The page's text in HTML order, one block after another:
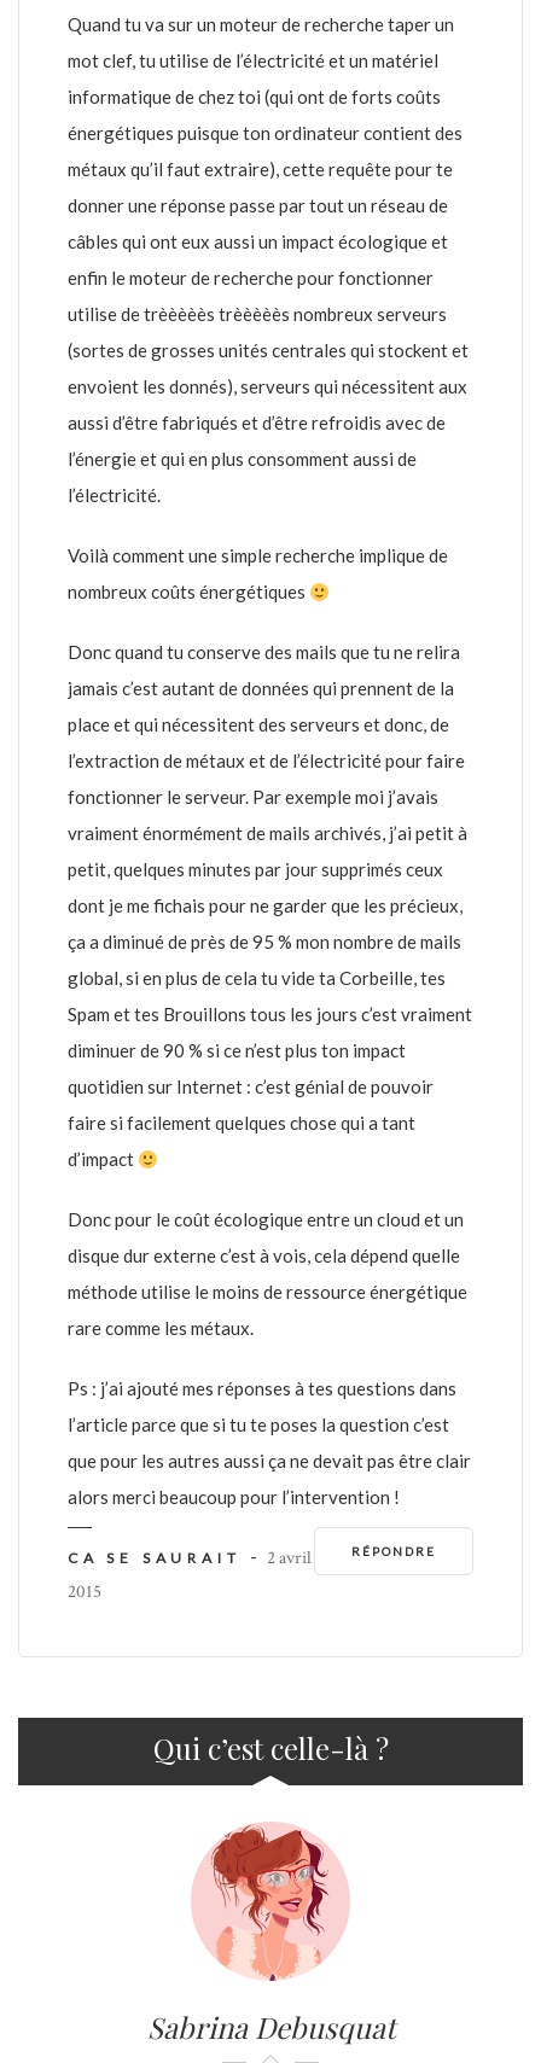
Quand tu va sur un moteur de recherche taper un
mot clef, tu utilise de l’électricité et un matériel
informatique de chez toi (qui ont de forts coûts
énergétiques puisque ton ordinateur contient des
métaux qu’il faut extraire), cette requête pour te
donner une réponse passe par tout un réseau de
câbles qui ont eux aussi un impact écologique et
enfin le moteur de recherche pour fonctionner
utilise de trèèèèès trèèèèès nombreux serveurs
(sortes de grosses unités centrales qui stockent et
envoient les donnés), serveurs qui nécessitent aux
aussi d’être fabriqués et d’être refroidis avec de
l’énergie et qui en plus consomment aussi de
l’électricité.
Voilà comment une simple recherche implique de
nombreux coûts énergétiques
Donc quand tu conserve des mails que tu ne relira
jamais c’est autant de données qui prennent de la
place et qui nécessitent des serveurs et donc, de
l’extraction de métaux et de l’électricité pour faire
fonctionner le serveur. Par exemple moi j’avais
vraiment énormément de mails archivés, j’ai petit à
petit, quelques minutes par jour supprimés ceux
dont je me fichais pour ne garder que les précieux,
ça a diminué de près de 95 % mon nombre de mails
global, si en plus de cela tu vide ta Corbeille, tes
Spam et tes Brouillons tous les jours c’est vraiment
diminuer de 90 % si ce n’est plus ton impact
quotidien sur Internet : c’est génial de pouvoir
faire si facilement quelques chose qui a tant
d’impact
Donc pour le coût écologique entre un cloud et un
disque dur externe c’est à vois, cela dépend quelle
méthode utilise le moins de ressource énergétique
rare comme les métaux.
Ps : j’ai ajouté mes réponses à tes questions dans
l’article parce que si tu te poses la question c’est
que pour les autres aussi ça ne devait pas être clair
alors merci beaucoup pour l’intervention !
RÉPONDRE
CA SE SAURAIT - 2 avril
2015
Qui c’est celle-là ?
Sabrina Debusquat